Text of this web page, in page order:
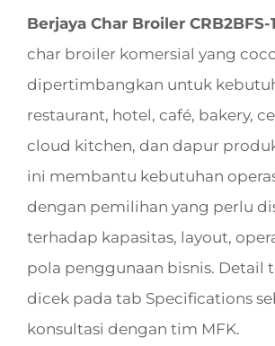
Berjaya Char Broiler CRB2BFS-
char broiler komersial yang
dipertimbangkan untuk
restaurant, hotel, café, bakery,
cloud kitchen, dan dapur
ini membantu kebutuhan
dengan pemilihan yang perlu
terhadap kapasitas, layout,
pola penggunaan bisnis. Detail
dicek pada tab Specifications
konsultasi dengan tim MFK.